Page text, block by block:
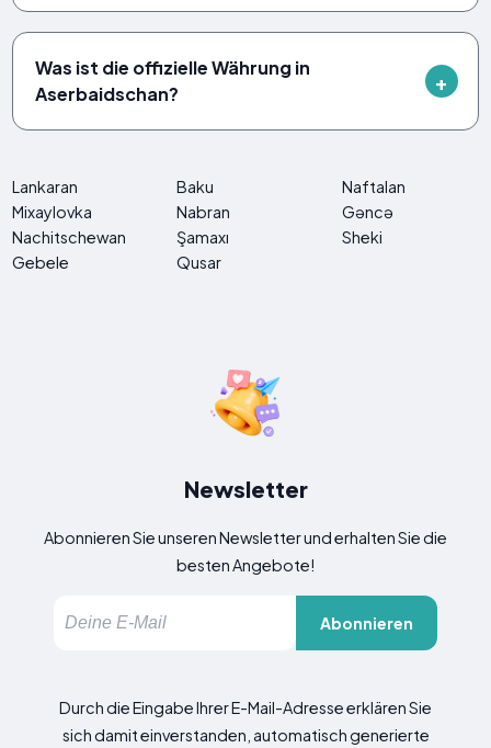
Was ist die offizielle Währung in
Aserbaidschan?
Lankaran Baku
Naftalan
Mixaylovka
Nabran
Gəncə
Nachitschewan
Şamaxı
Sheki
Gebele
Qusar
Newsletter
Abonnieren Sie unseren Newsletter und erhalten Sie die
besten Angebote!
Abonnieren
Durch die Eingabe Ihrer E-Mail-Adresse erklären Sie
sich damit einverstanden, automatisch generierte